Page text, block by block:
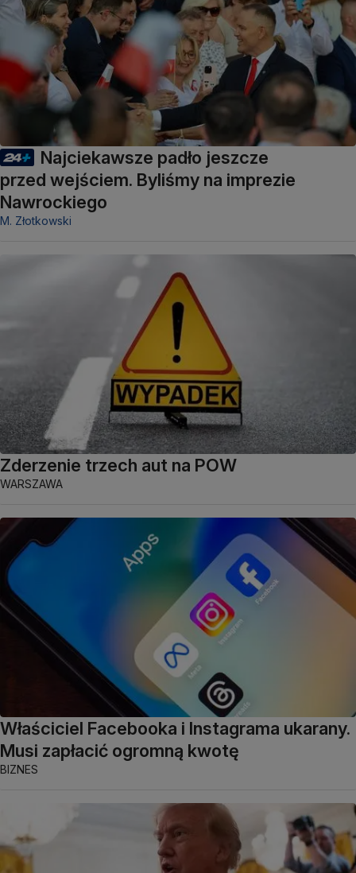
Najciekawsze padło jeszcze
przed wejściem. Byliśmy na imprezie
Nawrockiego
M. Złotkowski
Zderzenie trzech aut na POW
WARSZAWA
Właściciel Facebooka i Instagrama ukarany.
Musi zapłacić ogromną kwotę
BIZNES